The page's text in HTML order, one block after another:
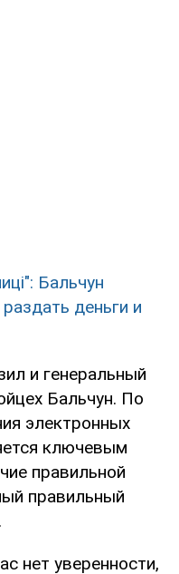
Бальчун
деньги и
и генеральный
Бальчун. По
электронных
ключевым
правильной
правильный
нет уверенности,